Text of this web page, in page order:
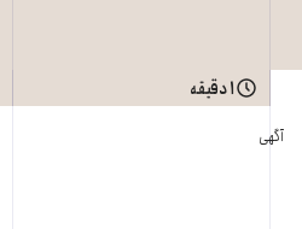
۱ دقیقه
آگهی